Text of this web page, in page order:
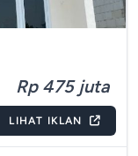
Rp 475 juta
LIHAT IKLAN